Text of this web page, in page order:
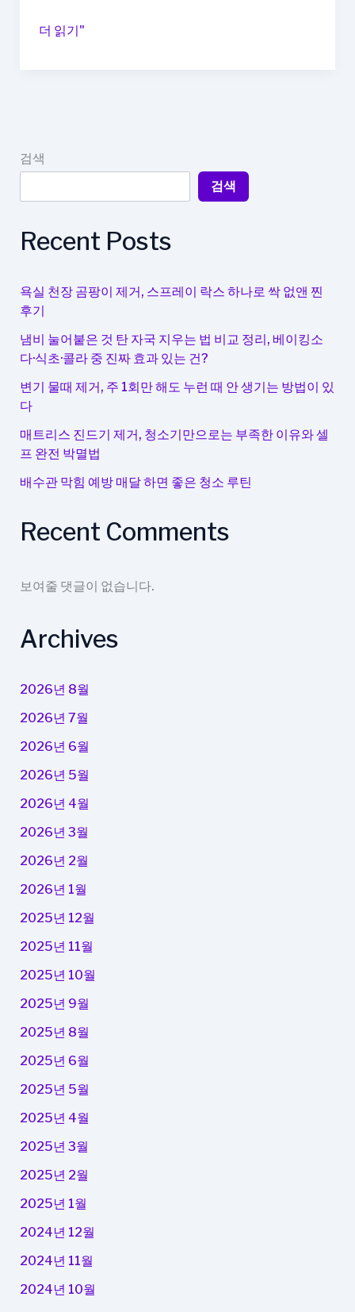
샤
지,
도
것
처
유
지
하
령
더 읽기"
검색
검색
Recent Posts
욕실 천장 곰팡이 제거, 스프레이 락스 하나로 싹 없앤 찐
후기
냄비 눌어붙은 것 탄 자국 지우는 법 비교 정리, 베이킹소
다·식초·콜라 중 진짜 효과 있는 건?
변기 물때 제거, 주 1회만 해도 누런 때 안 생기는 방법이 있
다
매트리스 진드기 제거, 청소기만으로는 부족한 이유와 셀
프 완전 박멸법
배수관 막힘 예방 매달 하면 좋은 청소 루틴
Recent Comments
보여줄 댓글이 없습니다.
Archives
2026년 8월
2026년 7월
2026년 6월
2026년 5월
2026년 4월
2026년 3월
2026년 2월
2026년 1월
2025년 12월
2025년 11월
2025년 10월
2025년 9월
2025년 8월
2025년 6월
2025년 5월
2025년 4월
2025년 3월
2025년 2월
2025년 1월
2024년 12월
2024년 11월
2024년 10월